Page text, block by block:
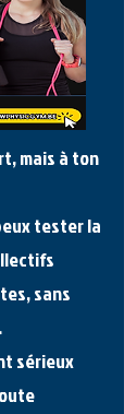
mais à ton
tester la
sans
sérieux